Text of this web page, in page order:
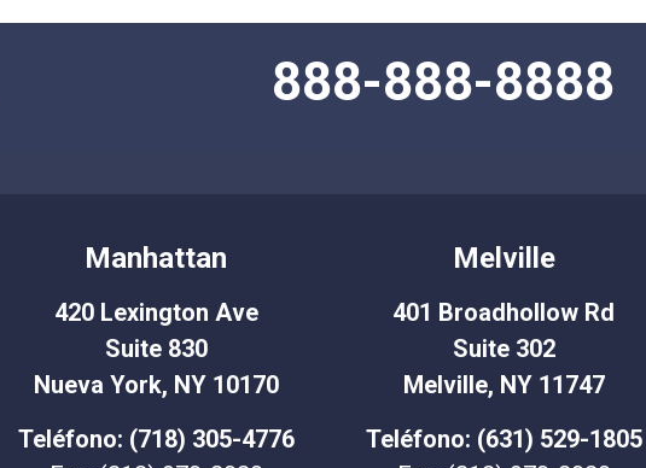
888-888-8888
Manhattan
420 Lexington Ave
Suite 830
Nueva York, NY 10170
Teléfono: (718) 305-4776
Melville
401 Broadhollow Rd
Suite 302
Melville, NY 11747
Teléfono: (631) 529-1805